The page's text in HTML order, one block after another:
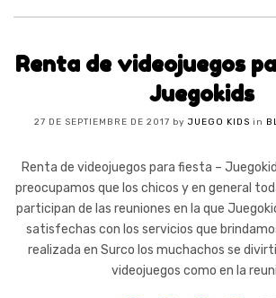
Renta de videojuegos
Juegokids
27 DE SEPTIEMBRE DE 2017 by JUEGO KIDS in
Renta de videojuegos para fiesta –
preocupamos que los chicos y en general
participan de las reuniones en la que
satisfechas con los servicios que
realizada en Surco los muchachos se
videojuegos como en la